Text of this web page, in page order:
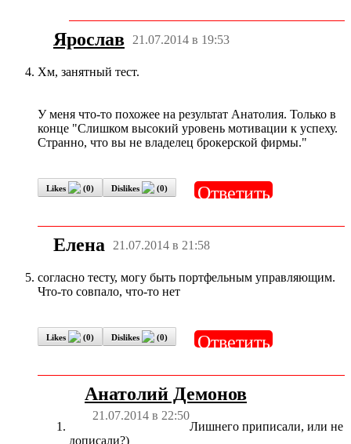
Ярослав 21.07.2014 в 19:53
Хм, занятный тест.
У меня что-то похожее на результат Анатолия. Только в
конце "Слишком высокий уровень мотивации к успеху.
Странно, что вы не владелец брокерской фирмы."
Likes (0) Dislikes (0) Ответить
Елена 21.07.2014 в 21:58
согласно тесту, могу быть портфельным управляющим.
Что-то совпало, что-то нет
Likes (0) Dislikes (0) Ответить
Анатолий Демонов
21.07.2014 в 22:50
Лишнего приписали, или не
дописали?)